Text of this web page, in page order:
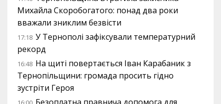
Михайла Скоробогатого: понад два роки
вважали зниклим безвісти
17:18 У Тернополі зафіксували температурний
рекорд
16:48 На щиті повертається Іван Карабаник з
Тернопільщини: громада просить гідно
зустріти Героя
Безоплатна правнича допомога для